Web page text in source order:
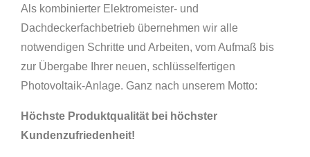
Als kombinierter Elektromeister- und
Dachdeckerfachbetrieb übernehmen wir alle
notwendigen Schritte und Arbeiten, vom Aufmaß bis
zur Übergabe Ihrer neuen, schlüsselfertigen
Photovoltaik-Anlage. Ganz nach unserem Motto:
Höchste Produktqualität bei höchster
Kundenzufriedenheit!